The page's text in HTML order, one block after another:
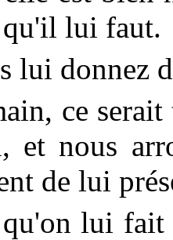
qu'il lui faut.
donnez
ce
et nous
de lui
lui fait